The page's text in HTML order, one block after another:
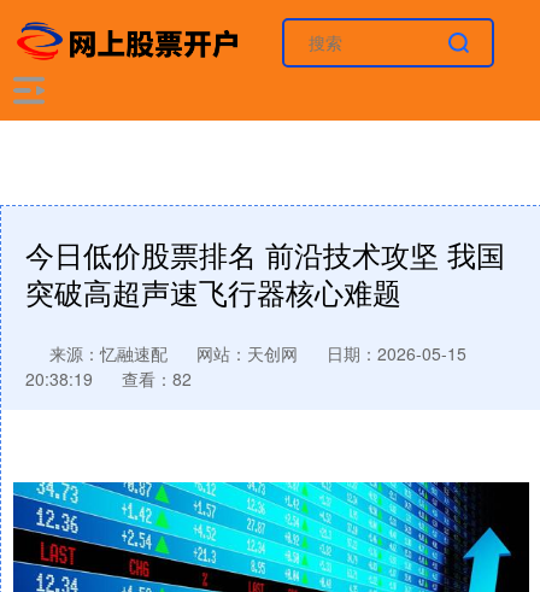
今日低价股票排名 前沿技术攻坚 我国
突破高超声速飞行器核心难题
来源：忆融速配 网站：天创网
日期：2026-05-15
20:38:19
查看：82